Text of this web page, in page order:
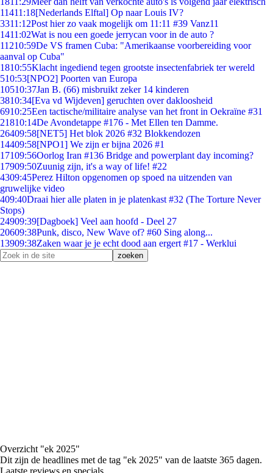
11411:18[Nederlands Elftal] Op naar Louis IV?
3311:12Post hier zo vaak mogelijk om 11:11 #39 Vanz11
1411:02Wat is nou een goede jerrycan voor in de auto ?
11210:59De VS framen Cuba: "Amerikaanse voorbereiding voor
aanval op Cuba"
1810:55Klacht ingediend tegen grootste insectenfabriek ter wereld
510:53[NPO2] Poorten van Europa
10510:37Jan B. (66) misbruikt zeker 14 kinderen
3810:34[Eva vd Wijdeven] geruchten over dakloosheid
6910:25Een tactische/militaire analyse van het front in Oekraïne #31
21810:14De Avondetappe #176 - Met Ellen ten Damme.
26409:58[NET5] Het blok 2026 #32 Blokkendozen
14409:58[NPO1] We zijn er bijna 2026 #1
17109:56Oorlog Iran #136 Bridge and powerplant day incoming?
17909:50Zuunig zijn, it's a way of life! #22
4309:45Perez Hilton opgenomen op spoed na uitzenden van
gruwelijke video
409:40Draai hier alle platen in je platenkast #32 (The Torture Never
Stops)
24909:39[Dagboek] Veel aan hoofd - Deel 27
20609:38Punk, disco, New Wave of? #60 Sing along...
13909:38Zaken waar je je echt dood aan ergert #17 - Werklui
Overzicht "ek 2025"
Dit zijn de headlines met de tag "ek 2025" van de laatste 365 dagen.
Laatste reviews en specials